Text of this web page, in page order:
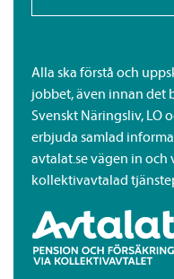
Alla ska förstå och
jobbet, även innan det
Svenskt Näringsliv, LO
erbjuda samlad
avtalat.se vägen in
kollektiv­avtalad